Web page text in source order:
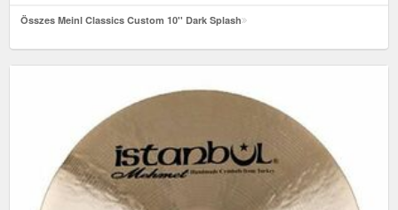
Összes Meinl Classics Custom 10'' Dark Splash